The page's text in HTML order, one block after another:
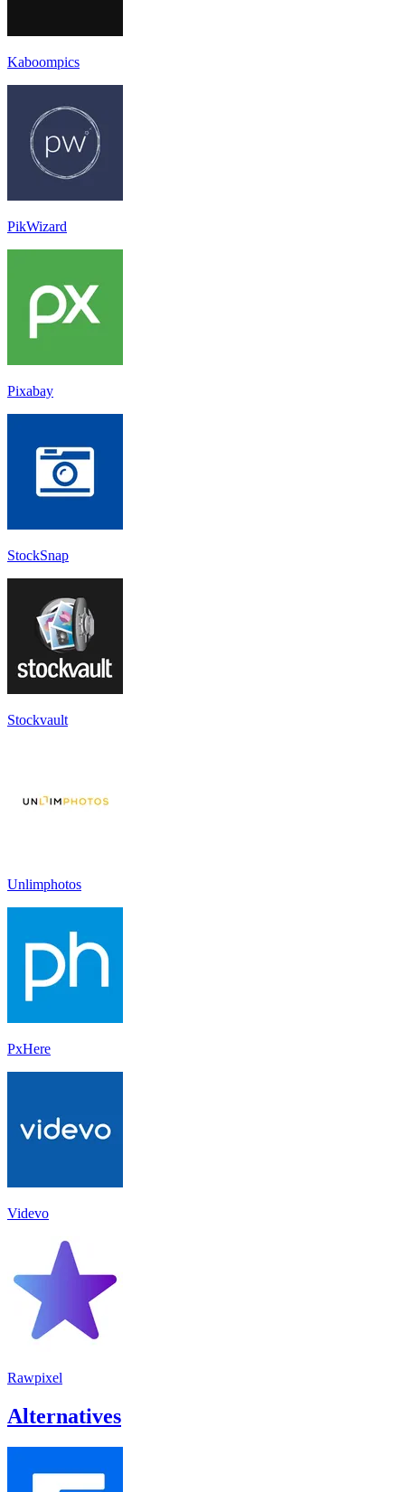
Kaboompics
PikWizard
Pixabay
StockSnap
Stockvault
Unlimphotos
PxHere
Videvo
Rawpixel
Alternatives